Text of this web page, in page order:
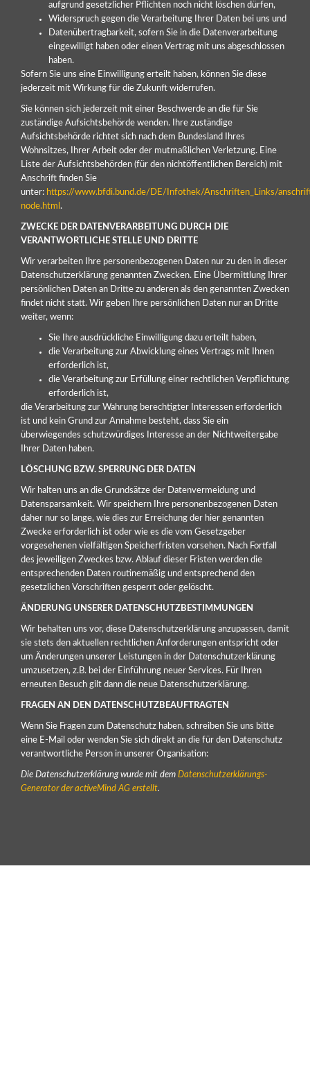
aufgrund gesetzlicher Pflichten noch nicht löschen dürfen,
Widerspruch gegen die Verarbeitung Ihrer Daten bei uns und
Datenübertragbarkeit, sofern Sie in die Datenverarbeitung
eingewilligt haben oder einen Vertrag mit uns abgeschlossen
haben.
Sofern Sie uns eine Einwilligung erteilt haben, können Sie diese
jederzeit mit Wirkung für die Zukunft widerrufen.
Sie können sich jederzeit mit einer Beschwerde an die für Sie
zuständige Aufsichtsbehörde wenden. Ihre zuständige
Aufsichtsbehörde richtet sich nach dem Bundesland Ihres
Wohnsitzes, Ihrer Arbeit oder der mutmaßlichen Verletzung. Eine
Liste der Aufsichtsbehörden (für den nichtöffentlichen Bereich) mit
Anschrift finden Sie
unter: https://www.bfdi.bund.de/DE/Infothek/Anschriften_Links/
node.html .
ZWECKE DER DATENVERARBEITUNG DURCH DIE
VERANTWORTLICHE STELLE UND DRITTE
Wir verarbeiten Ihre personenbezogenen Daten nur zu den in dieser
Datenschutzerklärung genannten Zwecken. Eine Übermittlung Ihrer
persönlichen Daten an Dritte zu anderen als den genannten Zwecken
findet nicht statt. Wir geben Ihre persönlichen Daten nur an Dritte
weiter, wenn:
Sie Ihre ausdrückliche Einwilligung dazu erteilt haben,
die Verarbeitung zur Abwicklung eines Vertrags mit Ihnen
erforderlich ist,
die Verarbeitung zur Erfüllung einer rechtlichen Verpflichtung
erforderlich ist,
die Verarbeitung zur Wahrung berechtigter Interessen erforderlich
ist und kein Grund zur Annahme besteht, dass Sie ein
überwiegendes schutzwürdiges Interesse an der Nichtweitergabe
Ihrer Daten haben.
LÖSCHUNG BZW. SPERRUNG DER DATEN
Wir halten uns an die Grundsätze der Datenvermeidung und
Datensparsamkeit. Wir speichern Ihre personenbezogenen Daten
daher nur so lange, wie dies zur Erreichung der hier genannten
Zwecke erforderlich ist oder wie es die vom Gesetzgeber
vorgesehenen vielfältigen Speicherfristen vorsehen. Nach Fortfall
des jeweiligen Zweckes bzw. Ablauf dieser Fristen werden die
entsprechenden Daten routinemäßig und entsprechend den
gesetzlichen Vorschriften gesperrt oder gelöscht.
ÄNDERUNG UNSERER DATENSCHUTZBESTIMMUNGEN
Wir behalten uns vor, diese Datenschutzerklärung anzupassen, damit
sie stets den aktuellen rechtlichen Anforderungen entspricht oder
um Änderungen unserer Leistungen in der Datenschutzerklärung
umzusetzen, z.B. bei der Einführung neuer Services. Für Ihren
erneuten Besuch gilt dann die neue Datenschutzerklärung.
FRAGEN AN DEN DATENSCHUTZBEAUFTRAGTEN
Wenn Sie Fragen zum Datenschutz haben, schreiben Sie uns bitte
eine E-Mail oder wenden Sie sich direkt an die für den Datenschutz
verantwortliche Person in unserer Organisation:
Die Datenschutzerklärung wurde mit dem Datenschutzerklärungs-
Generator der activeMind AG erstellt.